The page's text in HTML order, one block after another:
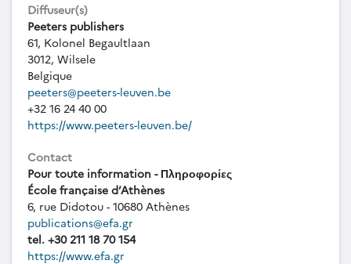
Diffuseur(s)
Peeters publishers
61, Kolonel Begaultlaan
3012, Wilsele
Belgique
peeters@peeters-leuven.be
+32 16 24 40 00
https://www.peeters-leuven.be/
Contact
Pour toute information - Πληροφορίες
École française d’Athènes
6, rue Didotou - 10680 Athènes
publications@efa.gr
tel. +30 211 18 70 154
https://www.efa.gr